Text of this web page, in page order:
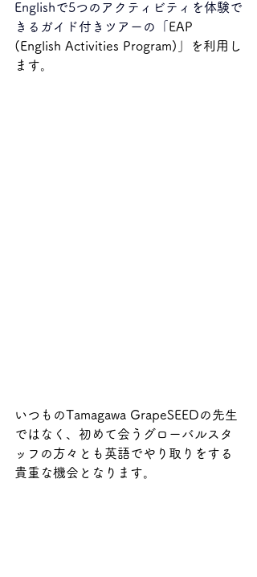
Englishで5つのアクティビティを体験で
きるガイド付きツアーの「 EAP
(English Activities Program)」を利用し
ます。
いつものTamagawa GrapeSEEDの先生
ではなく、初めて会うグローバルスタ
ッフの方々とも英語でやり取りをする
貴重な機会となります。